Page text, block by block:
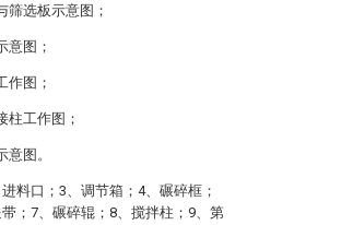
筛选板示意图；
意图；
作图；
柱工作图；
图。
料口；3、调节箱；4、碾碎框；
；7、碾碎辊；8、搅拌柱；9、第